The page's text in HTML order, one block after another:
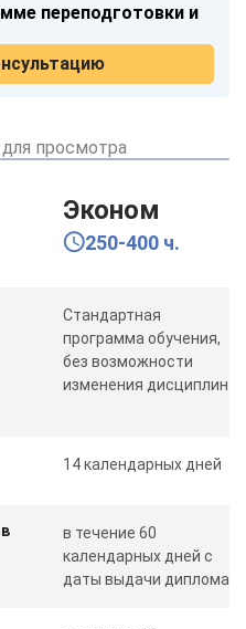
переподготовки и
просмотра
Эконом
250-400 ч.
Стандартная
программа обучения,
без возможности
изменения дисциплин
14 календарных дней
в течение 60
календарных дней с
даты выдачи диплома